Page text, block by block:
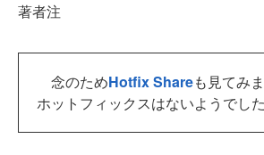
著者注
念のためHotfix Shareも見てみ
ホットフィックスはないようでし